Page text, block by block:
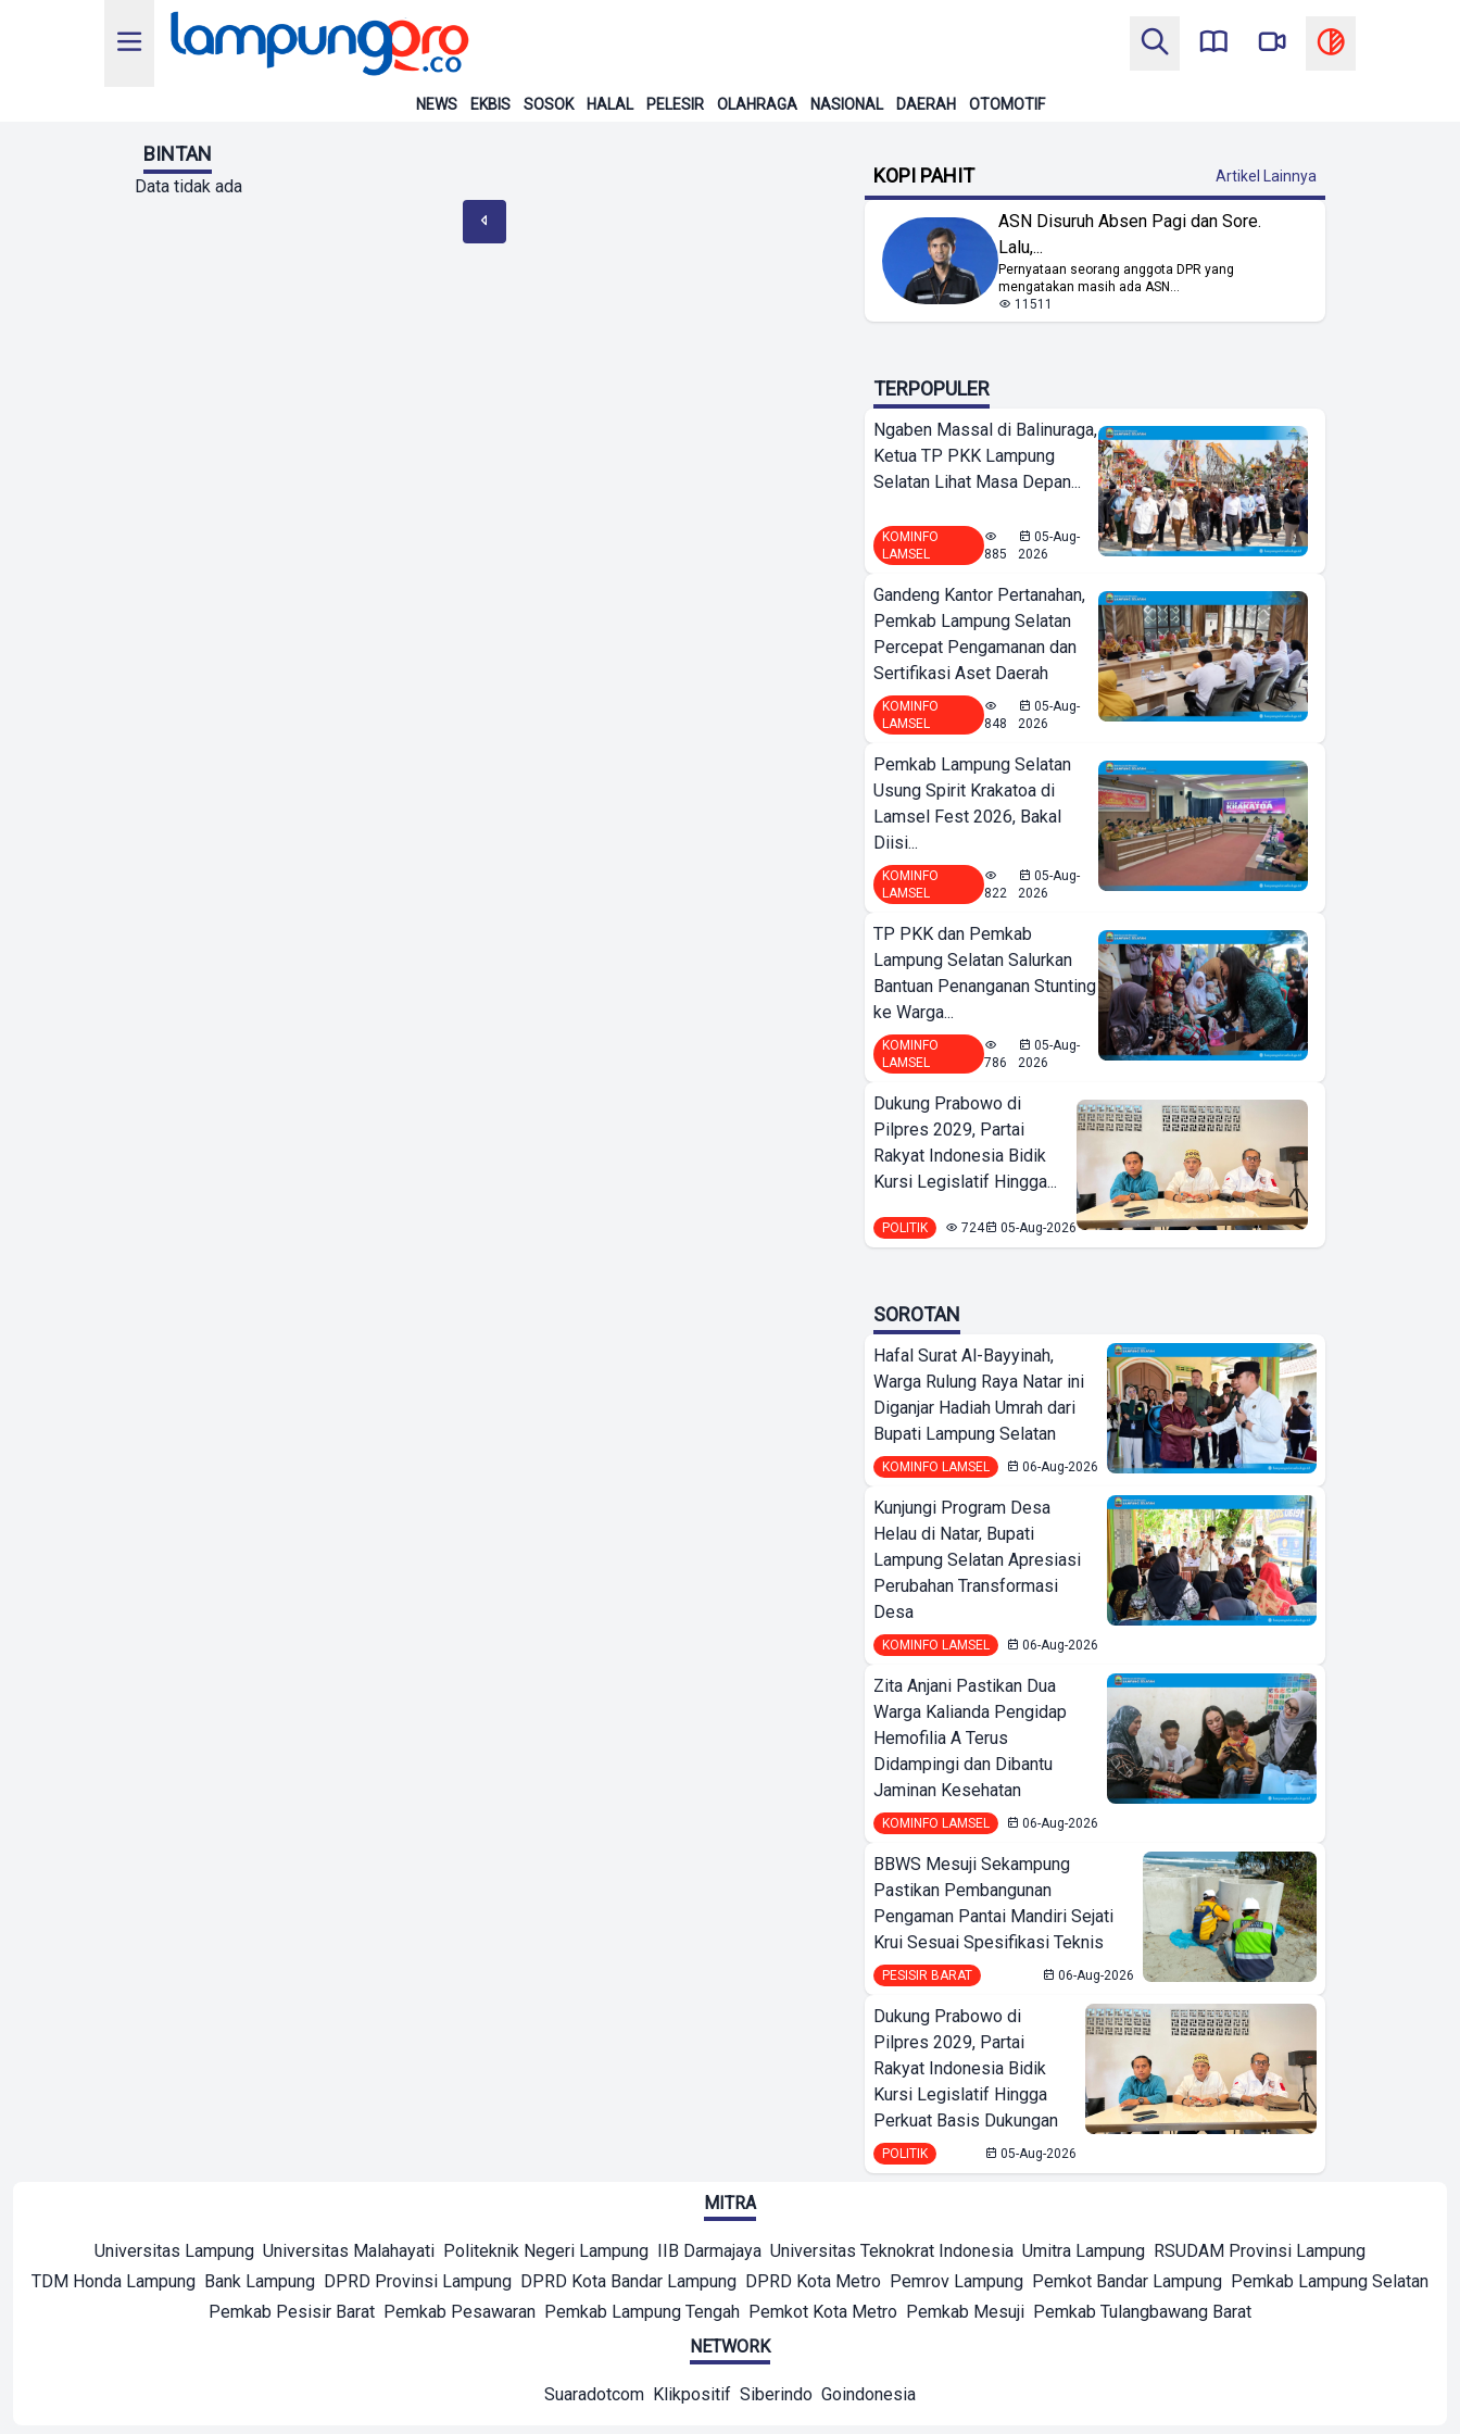
NEWS EKBIS SOSOK HALAL PELESIR OLAHRAGA NASIONAL DAERAH OTOMOTIF
BINTAN
Data tidak ada KOPI PAHIT Artikel Lainnya
ASN Disuruh Absen Pagi dan Sore.
Lalu,...
Pernyataan seorang anggota DPR yang
mengatakan masih ada ASN...
11511
TERPOPULER
Ngaben Massal di Balinuraga,
Ketua TP PKK Lampung
Selatan Lihat Masa Depan...
KOMINFO
LAMSEL
885
05-Aug-
2026
Gandeng Kantor Pertanahan,
Pemkab Lampung Selatan
Percepat Pengamanan dan
Sertifikasi Aset Daerah
KOMINFO
LAMSEL
848
05-Aug-
2026
Pemkab Lampung Selatan
Usung Spirit Krakatoa di
Lamsel Fest 2026, Bakal
Diisi...
KOMINFO
LAMSEL
822
05-Aug-
2026
TP PKK dan Pemkab
Lampung Selatan Salurkan
Bantuan Penanganan Stunting
ke Warga...
KOMINFO
LAMSEL
786
05-Aug-
2026
Dukung Prabowo di
Pilpres 2029, Partai
Rakyat Indonesia Bidik
Kursi Legislatif Hingga...
POLITIK 724 05-Aug-2026
SOROTAN
Hafal Surat Al-Bayyinah,
Warga Rulung Raya Natar ini
Diganjar Hadiah Umrah dari
Bupati Lampung Selatan
KOMINFO LAMSEL 06-Aug-2026
Kunjungi Program Desa
Helau di Natar, Bupati
Lampung Selatan Apresiasi
Perubahan Transformasi
Desa
KOMINFO LAMSEL 06-Aug-2026
Zita Anjani Pastikan Dua
Warga Kalianda Pengidap
Hemofilia A Terus
Didampingi dan Dibantu
Jaminan Kesehatan
KOMINFO LAMSEL 06-Aug-2026
BBWS Mesuji Sekampung
Pastikan Pembangunan
Pengaman Pantai Mandiri Sejati
Krui Sesuai Spesifikasi Teknis
PESISIR BARAT 06-Aug-2026
Dukung Prabowo di
Pilpres 2029, Partai
Rakyat Indonesia Bidik
Kursi Legislatif Hingga
Perkuat Basis Dukungan
POLITIK 05-Aug-2026
MITRA
Universitas Lampung Universitas Malahayati Politeknik Negeri Lampung IIB Darmajaya Universitas Teknokrat Indonesia Umitra Lampung RSUDAM Provinsi Lampung
TDM Honda Lampung Bank Lampung DPRD Provinsi Lampung DPRD Kota Bandar Lampung DPRD Kota Metro Pemrov Lampung Pemkot Bandar Lampung Pemkab Lampung Selatan
Pemkab Pesisir Barat Pemkab Pesawaran Pemkab Lampung Tengah Pemkot Kota Metro Pemkab Mesuji Pemkab Tulangbawang Barat
NETWORK
Suaradotcom Klikpositif Siberindo Goindonesia